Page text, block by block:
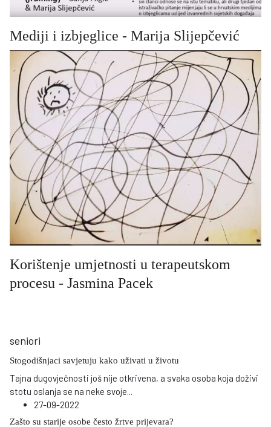
Mediji i izbjeglice - Marija Slijepčević
Korištenje umjetnosti u terapeutskom
procesu - Jasmina Pacek
seniori
Stogodišnjaci savjetuju kako uživati u životu
Tajna dugovječnosti još nije otkrivena, a svaka osoba koja doživi
stotu oslanja se na neke svoje
27-09-2022
Zašto su starije osobe često žrtve prijevara?